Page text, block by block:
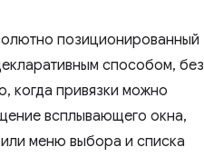
позиционированный
способом, без
когда привязки можно
всплывающего окна,
меню выбора и списка